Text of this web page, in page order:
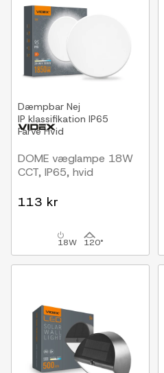
Dæmpbar Nej
IP klassifikation IP65
FarveHvid
DOME væglampe 18W
CCT, IP65, hvid
113 kr
18W 120°